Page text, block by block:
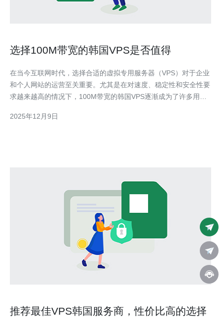
选择100M带宽的韩国VPS是否值得
在当今互联网时代，选择合适的虚拟专用服务器（VPS）对于企业
和个人网站的运营至关重要。尤其是在对速度、稳定性和安全性要
求越来越高的情况下，100M带宽的韩国VPS逐渐成为了许多用户
此进行深入分析。 首先，我们来看看100M带宽的定义。带宽是指
2025年12月9日
推荐最佳VPS韩国服务商，性价比高的选择